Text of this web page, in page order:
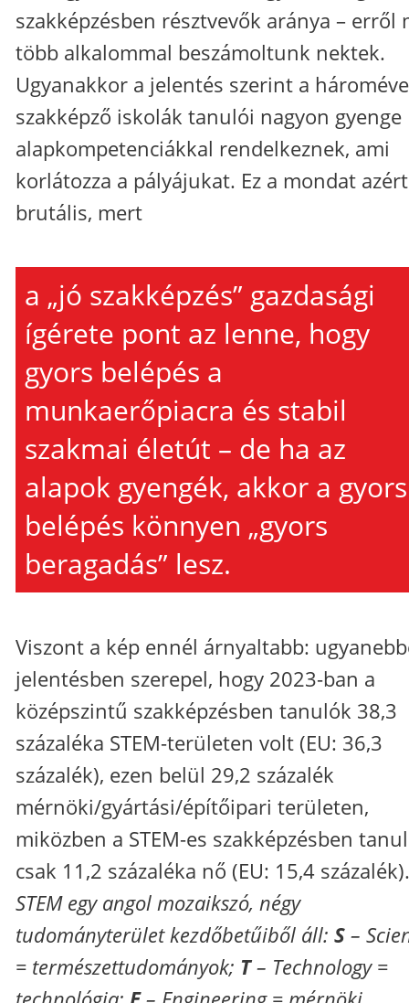
szakképzésben résztvevők aránya – erről
több alkalommal beszámoltunk nektek.
Ugyanakkor a jelentés szerint a
szakképző iskolák tanulói nagyon gyenge
alapkompetenciákkal rendelkeznek, ami
korlátozza a pályájukat. Ez a mondat azért
brutális, mert
a „jó szakképzés” gazdasági
ígérete pont az lenne, hogy
gyors belépés a
munkaerőpiacra és stabil
szakmai életút – de ha az
alapok gyengék, akkor a gyors
belépés könnyen „gyors
beragadás” lesz.
Viszont a kép ennél árnyaltabb:
jelentésben szerepel, hogy 2023-ban a
középszintű szakképzésben tanulók 38,3
százaléka STEM-területen volt (EU: 36,3
százalék), ezen belül 29,2 százalék
mérnöki/gyártási/építőipari területen,
miközben a STEM-es szakképzésben
csak 11,2 százaléka nő (EU: 15,4
STEM egy angol mozaikszó, négy
tudományterület kezdőbetűiből áll: S –
= természettudományok; T– Technology =